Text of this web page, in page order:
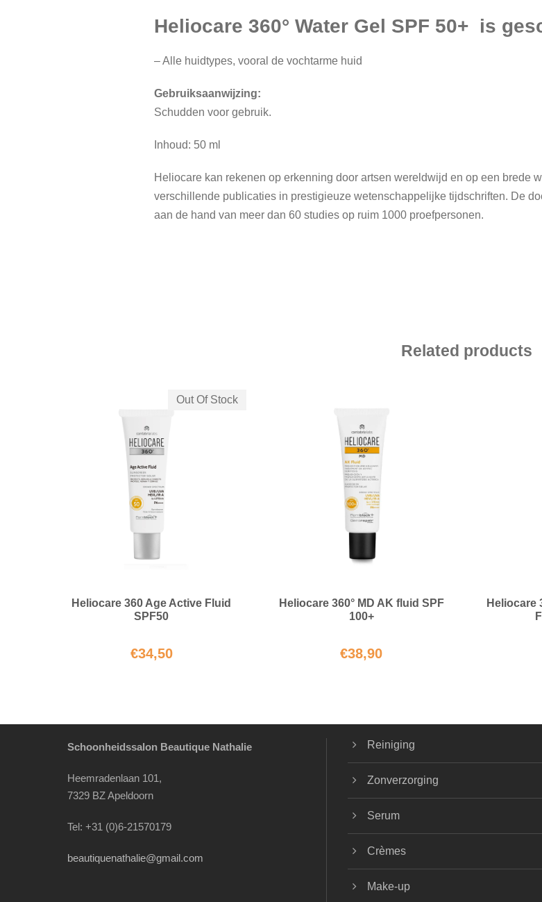
Heliocare 360° Water Gel SPF 50+ is
– Alle huidtypes, vooral de vochtarme huid
Gebruiksaanwijzing:
Schudden voor gebruik.
Inhoud: 50 ml
Heliocare kan rekenen op erkenning door artsen wereldwijd en op een brede
verschillende publicaties in prestigieuze wetenschappelijke tijdschriften. De
aan de hand van meer dan 60 studies op ruim 1000 proefpersonen.
Related products
Out Of Stock
Heliocare 360 Age Active Fluid
SPF50
€34,50
Heliocare 360° MD AK fluid SPF
100+
€38,90
Heliocare
Schoonheidssalon Beautique Nathalie
Heemradenlaan 101,
7329 BZ Apeldoorn
Tel: +31 (0)6-21570179
beautiquenathalie@gmail.com
Reiniging
Zonverzorging
Serum
Crèmes
Make-up